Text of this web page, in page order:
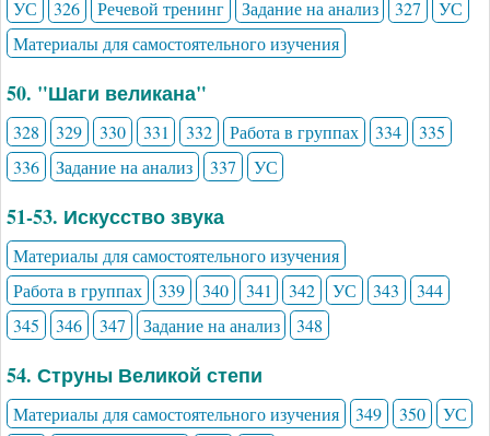
УС
326 Речевой тренинг Задание на анализ 327
УС
Материалы для самостоятельного изучения
50. "Шаги великана"
328 329 330 331 332 Работа в группах 334
335
336
Задание на анализ 337 УС
51-53. Искусство звука
Материалы для самостоятельного изучения
Работа в группах
339 340 341 342 УС 343
344
345
346 347 Задание на анализ 348
54. Струны Великой степи
Материалы для самостоятельного изучения 349 350
УС